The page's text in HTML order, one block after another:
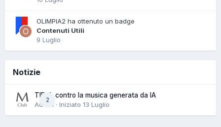
OLIMPIA2 ha ottenuto un badge
Contenuti Utili
9 Luglio
Notizie
2
TIDAL contro la musica generata da IA
Admin · Iniziato 13 Luglio